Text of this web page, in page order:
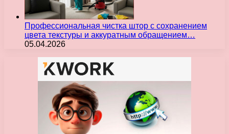
Профессиональная чистка штор с сохранением
цвета текстуры и аккуратным обращением…
05.04.2026